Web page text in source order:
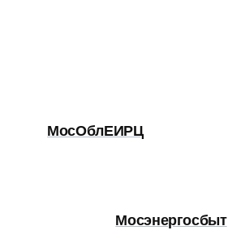
МосОблЕИРЦ
Мосэнергосбыт